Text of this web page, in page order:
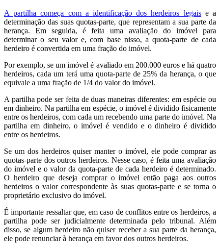
A partilha começa com a identificação dos herdeiros legaise a
determinação das suas quotas-parte, que representam a sua parte da
herança. Em seguida, é feita uma avaliação do imóvel para
determinar o seu valor e, com base nisso, a quota-parte de cada
herdeiro é convertida em uma fração do imóvel.
Por exemplo, se um imóvel é avaliado em 200.000 euros e há quatro
herdeiros, cada um terá uma quota-parte de 25% da herança, o que
equivale a uma fração de 1/4 do valor do imóvel.
A partilha pode ser feita de duas maneiras diferentes: em espécie ou
em dinheiro. Na partilha em espécie, o imóvel é dividido fisicamente
entre os herdeiros, com cada um recebendo uma parte do imóvel. Na
partilha em dinheiro, o imóvel é vendido e o dinheiro é dividido
entre os herdeiros.
Se um dos herdeiros quiser manter o imóvel, ele pode comprar as
quotas-parte dos outros herdeiros. Nesse caso, é feita uma avaliação
do imóvel e o valor da quota-parte de cada herdeiro é determinado.
O herdeiro que deseja comprar o imóvel então paga aos outros
herdeiros o valor correspondente às suas quotas-parte e se torna o
proprietário exclusivo do imóvel.
É importante ressaltar que, em caso de conflitos entre os herdeiros, a
partilha pode ser judicialmente determinada pelo tribunal. Além
disso, se algum herdeiro não quiser receber a sua parte da herança,
ele pode renunciar à herança em favor dos outros herdeiros.